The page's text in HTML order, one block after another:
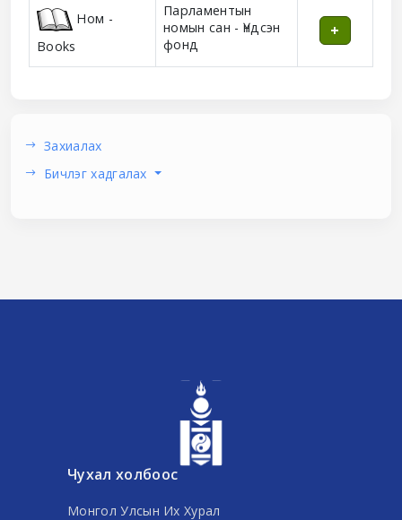
Ном -
Books
Парламентын
номын сан - Үндсэн
фонд
Захиалах
Бичлэг хадгалах
Чухал холбоос
Монгол Улсын Их Хурал